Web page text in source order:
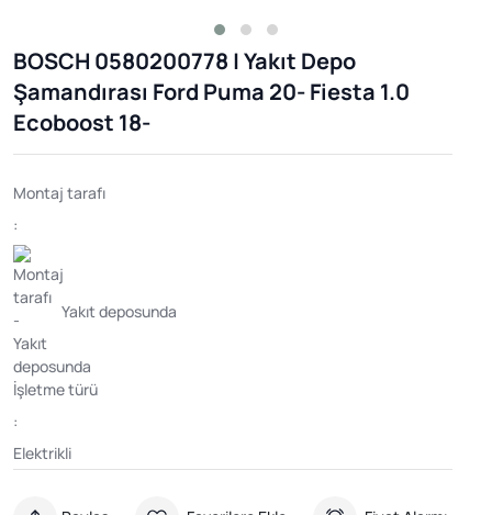
BOSCH 0580200778 | Yakıt Depo
Şamandırası Ford Puma 20- Fiesta 1.0
Ecoboost 18-
Montaj tarafı
:
Yakıt deposunda
İşletme türü
:
Elektrikli